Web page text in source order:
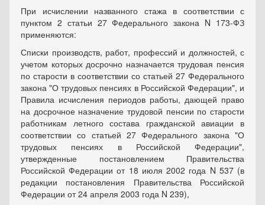
При исчислении названного стажа в соответствии с
пунктом 2 статьи 27 Федерального закона N 173-ФЗ
применяются:
Списки производств, работ, профессий и должностей, с
учетом которых досрочно назначается трудовая пенсия
по старости в соответствии со статьей 27 Федерального
закона "О трудовых пенсиях в Российской Федерации", и
Правила исчисления периодов работы, дающей право
на досрочное назначение трудовой пенсии по старости
работникам летного состава гражданской авиации в
соответствии со статьей 27 Федерального закона "О
трудовых пенсиях в Российской Федерации",
утвержденные постановлением Правительства
Российской Федерации от 18 июля 2002 года N 537 (в
редакции постановления Правительства Российской
Федерации от 24 апреля 2003 года N 239),